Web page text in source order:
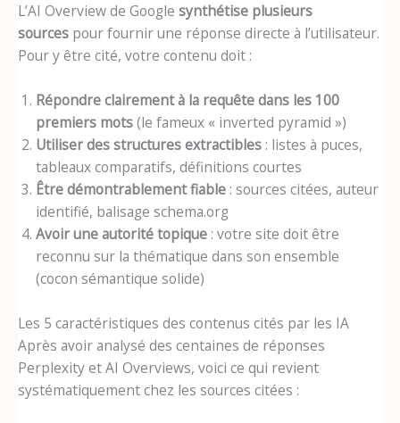
L’AI Overview de Google synthétise plusieurs
sources pour fournir une réponse directe à l’utilisateur.
Pour y être cité, votre contenu doit :
Répondre clairement à la requête dans les 100
premiers mots(le fameux « inverted pyramid »)
Utiliser des structures extractibles : listes à puces,
tableaux comparatifs, définitions courtes
Être démontrablement fiable : sources citées, auteur
identifié, balisage schema.org
Avoir une autorité topique : votre site doit être
reconnu sur la thématique dans son ensemble
(cocon sémantique solide)
Les 5 caractéristiques des contenus cités par les IA
Après avoir analysé des centaines de réponses
Perplexity et AI Overviews, voici ce qui revient
systématiquement chez les sources citées :